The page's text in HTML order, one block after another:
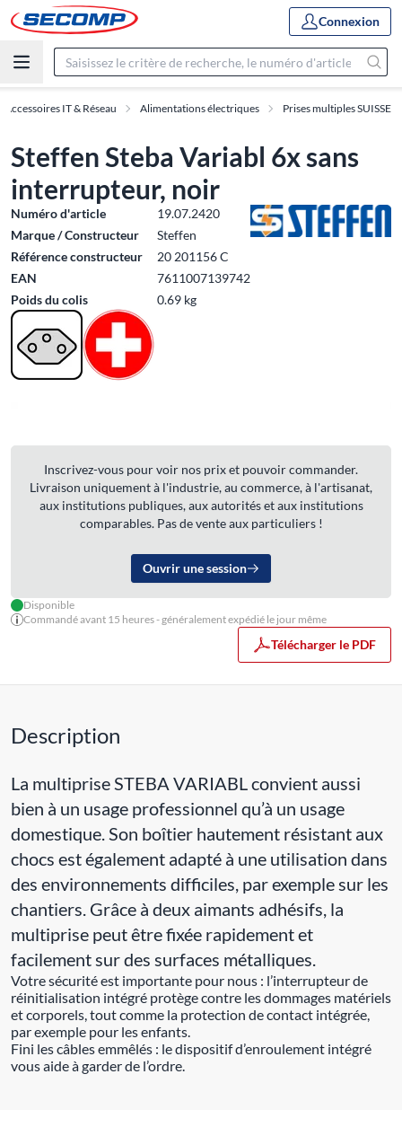
Connexion
Accessoires IT & Réseau Alimentations électriques Prises multiples SUISSE
Steffen Steba Variabl 6x sans
interrupteur, noir
Numéro d'article
19.07.2420
Marque / Constructeur
Steffen
Référence constructeur
20 201156 C
EAN
7611007139742
Poids du colis
0.69 kg
Inscrivez-vous pour voir nos prix et pouvoir commander.
Livraison uniquement à l'industrie, au commerce, à l'artisanat,
aux institutions publiques, aux autorités et aux institutions
comparables. Pas de vente aux particuliers !
Ouvrir une session
Disponible
Commandé avant 15 heures - généralement expédié le jour même
Télécharger le PDF
Description
La multiprise STEBA VARIABL convient aussi
bien à un usage professionnel qu’à un usage
domestique. Son boîtier hautement résistant aux
chocs est également adapté à une utilisation dans
des environnements difficiles, par exemple sur les
chantiers. Grâce à deux aimants adhésifs, la
multiprise peut être fixée rapidement et
facilement sur des surfaces métalliques.
Votre sécurité est importante pour nous : l’interrupteur de
réinitialisation intégré protège contre les dommages matériels
et corporels, tout comme la protection de contact intégrée,
par exemple pour les enfants.
Fini les câbles emmêlés : le dispositif d’enroulement intégré
vous aide à garder de l’ordre.